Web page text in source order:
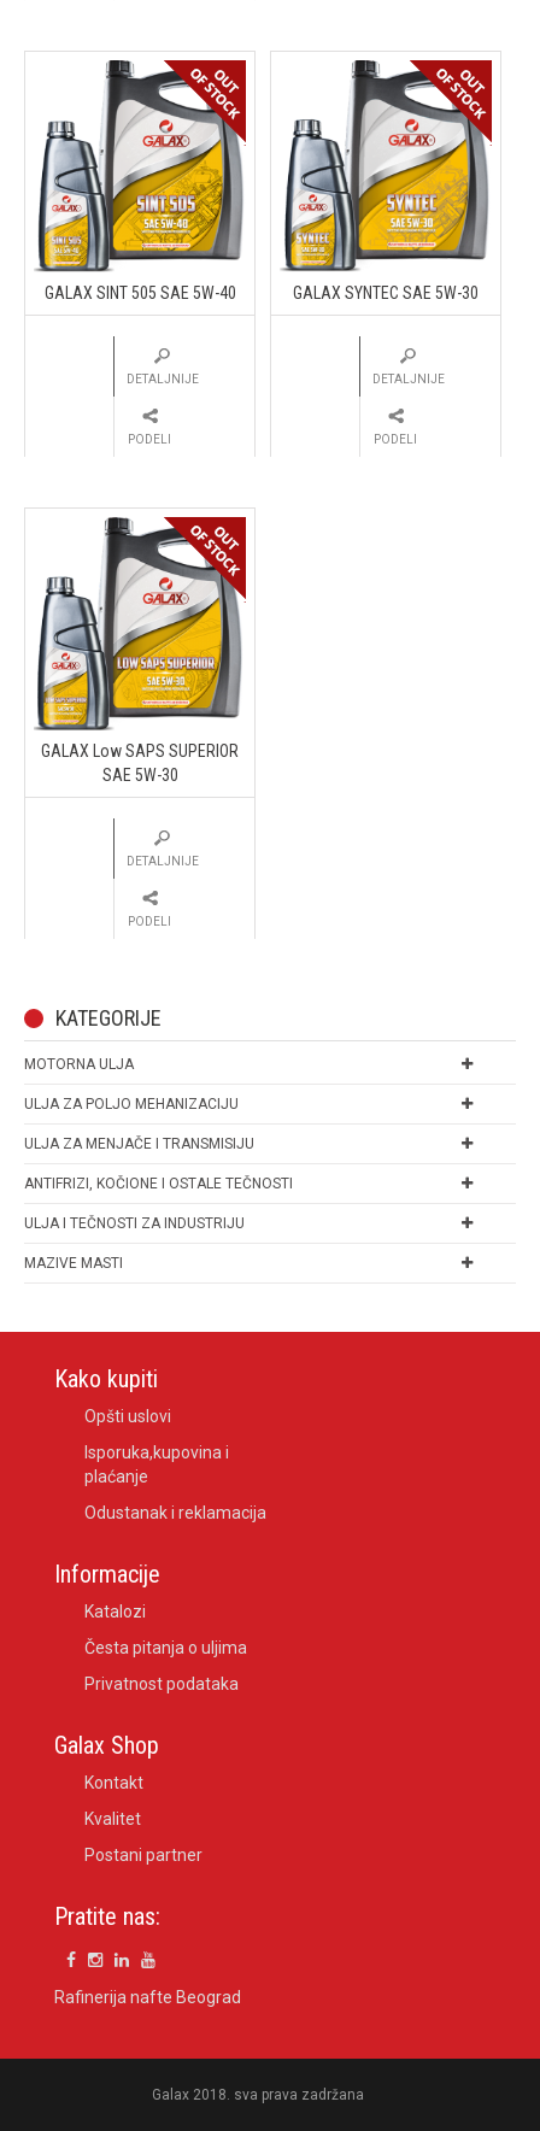
GALAX SINT 505 SAE 5W-40
DETALJNIJE
PODELI
GALAX SYNTEC SAE 5W-30
DETALJNIJE
PODELI
GALAX Low SAPS SUPERIOR
SAE 5W-30
DETALJNIJE
PODELI
KATEGORIJE
MOTORNA ULJA
ULJA ZA POLJO MEHANIZACIJU
ULJA ZA MENJAČE I TRANSMISIJU
ANTIFRIZI, KOČIONE I OSTALE TEČNOSTI
ULJA I TEČNOSTI ZA INDUSTRIJU
MAZIVE MASTI
Kako kupiti
Opšti uslovi
Isporuka,kupovina i
plaćanje
Odustanak i reklamacija
Informacije
Katalozi
Česta pitanja o uljima
Privatnost podataka
Galax Shop
Kontakt
Kvalitet
Postani partner
Pratite nas:
Rafinerija nafte Beograd
Galax 2018. sva prava zadržana